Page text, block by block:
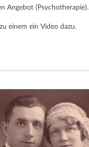
Angebot (Psychotherapie).
zu einem ein Video dazu.